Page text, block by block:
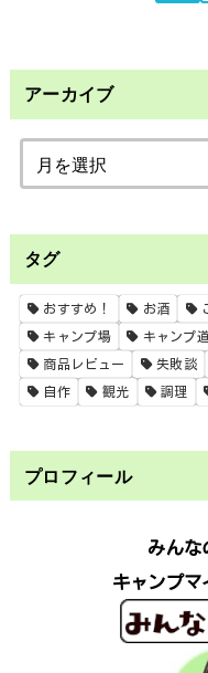
アーカイブ
タグ
おすすめ！ お酒
キャンプ場 キャンプ
商品レビュー 失敗談
自作 観光 調理
プロフィール
みんな
キャンプマ